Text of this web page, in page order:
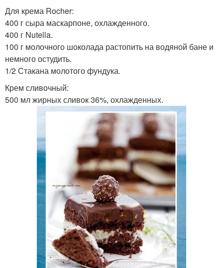
Для крема Rocher:
400 г сыра маскарпоне, охлажденного.
400 г Nutella.
100 г молочного шоколада растопить на водяной бане и
немного остудить.
1/2 Стакана молотого фундука.
Крем сливочный:
500 мл жирных сливок 36%, охлажденных.